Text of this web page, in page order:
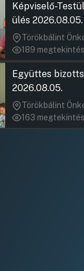
Képviselő-
ülés 2026.08.05.
Törökbálint
189 megtekintés
Együttes
2026.08.05.
Törökbálint
163 megtekintés